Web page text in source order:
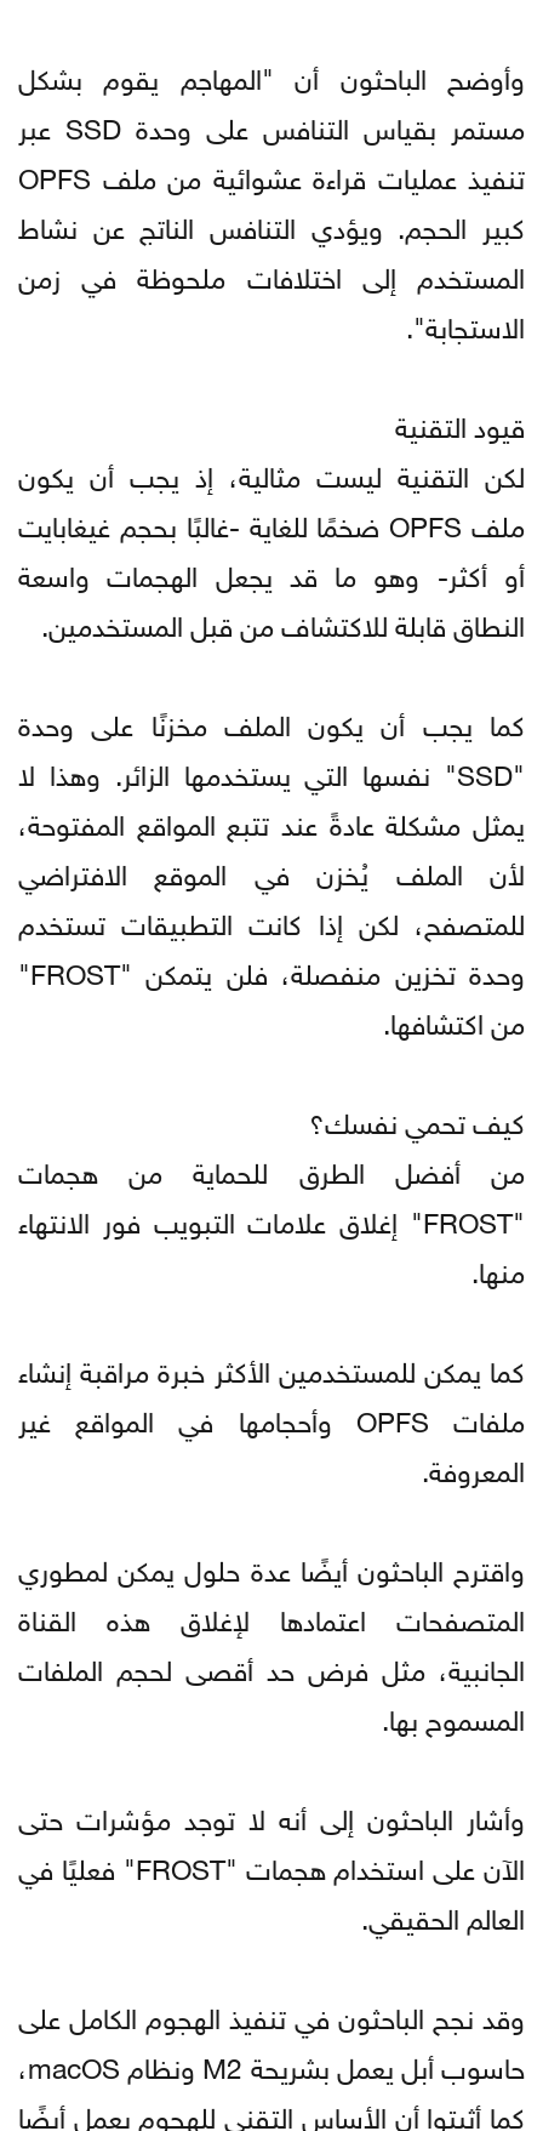
وأوضح الباحثون أن "المهاجم يقوم بشكل
مستمر بقياس التنافس على وحدة SSD عبر
تنفيذ عمليات قراءة عشوائية من ملف OPFS
كبير الحجم. ويؤدي التنافس الناتج عن نشاط
المستخدم إلى اختلافات ملحوظة في زمن
الاستجابة".
قيود التقنية
لكن التقنية ليست مثالية، إذ يجب أن يكون
ملف OPFS ضخمًا للغاية -غالبًا بحجم غيغابايت
أو أكثر- وهو ما قد يجعل الهجمات واسعة
النطاق قابلة للاكتشاف من قبل المستخدمين.
كما يجب أن يكون الملف مخزنًا على وحدة
"SSD" نفسها التي يستخدمها الزائر. وهذا لا
يمثل مشكلة عادةً عند تتبع المواقع المفتوحة،
لأن الملف يُخزن في الموقع الافتراضي
للمتصفح، لكن إذا كانت التطبيقات تستخدم
وحدة تخزين منفصلة، فلن يتمكن "FROST"
من اكتشافها.
كيف تحمي نفسك؟
من أفضل الطرق للحماية من هجمات
"FROST" إغلاق علامات التبويب فور الانتهاء
منها.
كما يمكن للمستخدمين الأكثر خبرة مراقبة إنشاء
ملفات OPFS وأحجامها في المواقع غير
المعروفة.
واقترح الباحثون أيضًا عدة حلول يمكن لمطوري
المتصفحات اعتمادها لإغلاق هذه القناة
الجانبية، مثل فرض حد أقصى لحجم الملفات
المسموح بها.
وأشار الباحثون إلى أنه لا توجد مؤشرات حتى
الآن على استخدام هجمات "FROST" فعليًا في
العالم الحقيقي.
وقد نجح الباحثون في تنفيذ الهجوم الكامل على
حاسوب أبل يعمل بشريحة M2 ونظام macOS،
كما أثبتوا أن الأساس التقني للهجوم يعمل أيضًا